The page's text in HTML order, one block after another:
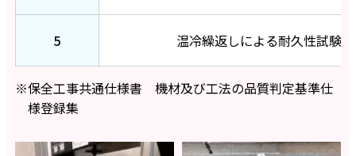
5 温冷繰返しによる耐久性試験
※保全工事共通仕様書 機材及び工法の品質判定基準仕
様登録集